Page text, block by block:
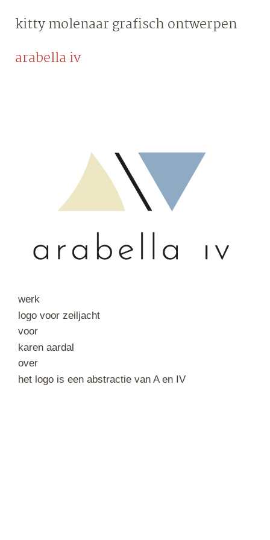
to
kitty molenaargrafisch ontwerpen
arabella iv
werk
logo voor zeiljacht
voor
karen aardal
over
het logo is een abstractie van A en IV